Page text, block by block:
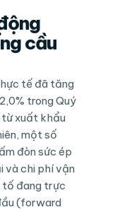
cầu
tế đã tăng
trong Quý
từ xuất khẩu
một số
đòn sức ép
và chi phí vận
tố đang trực
(forward